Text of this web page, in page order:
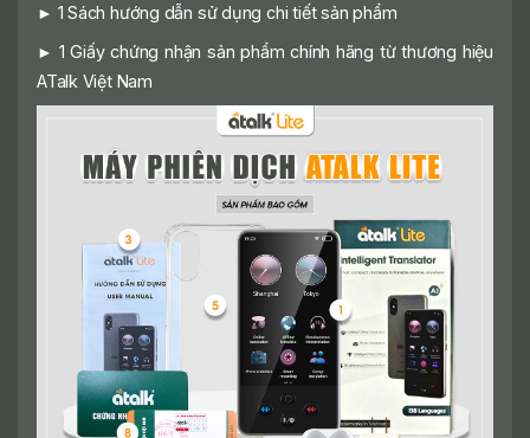
► 1 Sách hướng dẫn sử dụng chi tiết sản phẩm
► 1 Giấy chứng nhận sản phẩm chính hãng từ thương hiệu
ATalk Việt Nam